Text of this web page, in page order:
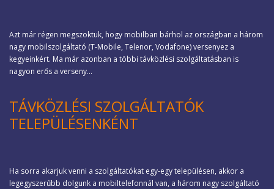
Azt már régen megszoktuk, hogy mobilban bárhol az országban a három
nagy mobilszolgáltató (T-Mobile, Telenor, Vodafone) versenyez a
kegyeinkért. Ma már azonban a többi távközlési szolgáltatásban is
nagyon erős a verseny...
TÁVKÖZLÉSI SZOLGÁLTATÓK
TELEPÜLÉSENKÉNT
Ha sorra akarjuk venni a szolgáltatókat egy-egy településen, akkor a
legegyszerűbb dolgunk a mobiltelefonnál van, a három nagy szolgáltató